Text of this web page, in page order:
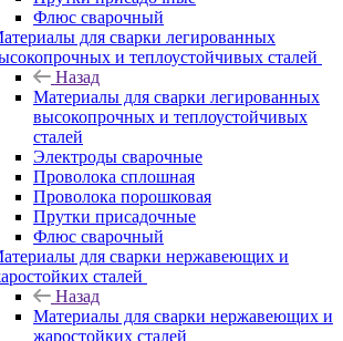
Флюс сварочный
для сварки легированных
и теплоустойчивых сталей
Назад
Материалы для сварки легированных
высокопрочных и теплоустойчивых
сталей
Электроды сварочные
Проволока сплошная
Проволока порошковая
Прутки присадочные
Флюс сварочный
для сварки нержавеющих и
сталей
Назад
Материалы для сварки нержавеющих и
жаростойких сталей